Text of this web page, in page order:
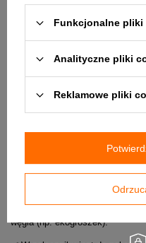
Nie należy stosować tej nasady
węgla (np. ekogroszek).
Funkcjonalne pliki
Analityczne pliki
Reklamowe pliki